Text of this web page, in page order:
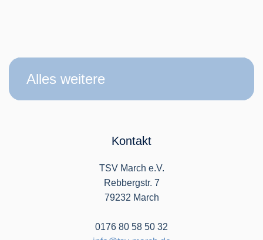
Alles weitere
Kontakt
TSV March e.V.
Rebbergstr. 7
79232 March
0176 80 58 50 32